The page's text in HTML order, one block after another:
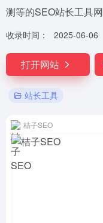
测等的SEO站长工具网
收录时间： 2025-06-06
打开网站
站长工具
桔子SEO